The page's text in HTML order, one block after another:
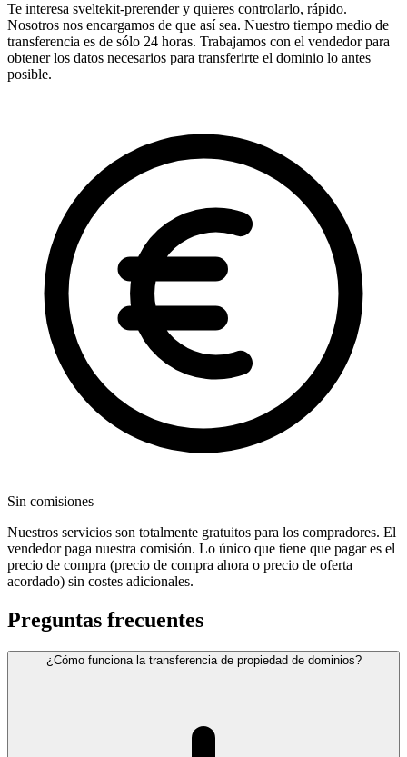
Te interesa sveltekit-prerender y quieres controlarlo, rápido.
Nosotros nos encargamos de que así sea. Nuestro tiempo medio de
transferencia es de sólo 24 horas. Trabajamos con el vendedor para
obtener los datos necesarios para transferirte el dominio lo antes
posible.
Sin comisiones
Nuestros servicios son totalmente gratuitos para los compradores. El
vendedor paga nuestra comisión. Lo único que tiene que pagar es el
precio de compra (precio de compra ahora o precio de oferta
acordado) sin costes adicionales.
Preguntas frecuentes
¿Cómo funciona la transferencia de propiedad de dominios?